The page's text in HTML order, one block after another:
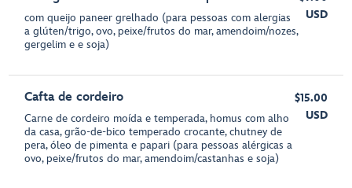
com queijo paneer grelhado (para pessoas com alergias
a glúten/trigo, ovo, peixe/frutos do mar, amendoim/nozes,
gergelim e e soja)
USD
Cafta de cordeiro
Carne de cordeiro moída e temperada, homus com alho
da casa, grão-de-bico temperado crocante, chutney de
pera, óleo de pimenta e papari (para pessoas alérgicas a
ovo, peixe/frutos do mar, amendoim/castanhas e soja)
$15.00
USD